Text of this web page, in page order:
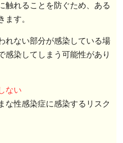
触れることを防ぐため、ある
ます。
れない部分が感染している場
感染してしまう可能性があり
ない
な性感染症に感染するリスク